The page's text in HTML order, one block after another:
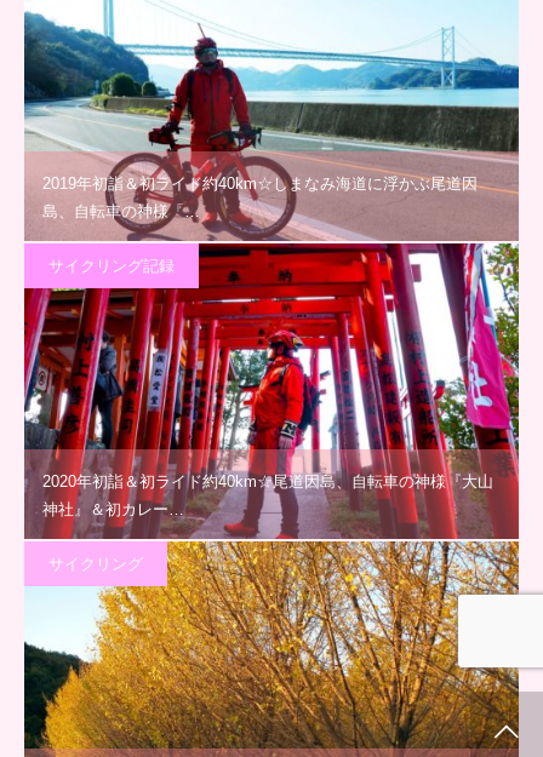
2019年初詣＆初ライド約40km☆しまなみ海道に浮かぶ尾道因
島、自転車の神様「…
サイクリング記録
2020年初詣＆初ライド約40km☆尾道因島、自転車の神様『大山
神社』＆初カレー…
サイクリング
ホーム 新着情報 シェア お問合せ